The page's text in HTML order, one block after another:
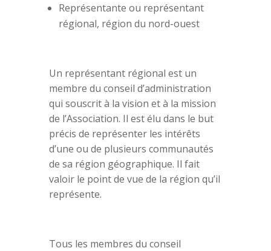
Représentante ou représentant
régional, région du nord-ouest
Un représentant régional est un
membre du conseil d’administration
qui souscrit à la vision et à la mission
de l’Association. Il est élu dans le but
précis de représenter les intérêts
d’une ou de plusieurs communautés
de sa région géographique. Il fait
valoir le point de vue de la région qu’il
représente.
Tous les membres du conseil